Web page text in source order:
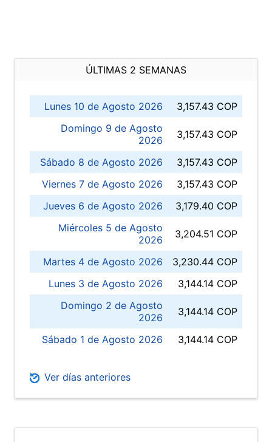
ÚLTIMAS 2 SEMANAS
Lunes 10 de Agosto 2026
3,157.43 COP
Domingo 9 de Agosto
2026
3,157.43 COP
Sábado 8 de Agosto 2026
3,157.43 COP
Viernes 7 de Agosto 2026
3,157.43 COP
Jueves 6 de Agosto 2026
3,179.40 COP
Miércoles 5 de Agosto
2026
3,204.51 COP
Martes 4 de Agosto 2026
3,230.44 COP
Lunes 3 de Agosto 2026
3,144.14 COP
Domingo 2 de Agosto
2026
3,144.14 COP
Sábado 1 de Agosto 2026 3,144.14 COP
Ver días anteriores